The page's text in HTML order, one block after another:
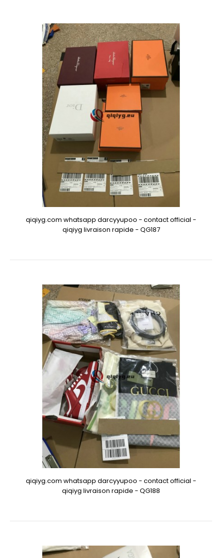
qiqiyg.com whatsapp darcyyupoo - contact official -
qiqiyg livraison rapide - QG187
qiqiyg.com whatsapp darcyyupoo - contact official -
qiqiyg livraison rapide - QG188